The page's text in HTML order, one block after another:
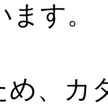
す。
、カ